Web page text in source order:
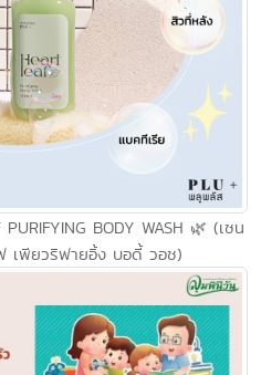
BODY WASH 🌿 (เซน
เพียวริฟายอิ้ง บอดี้ วอช)